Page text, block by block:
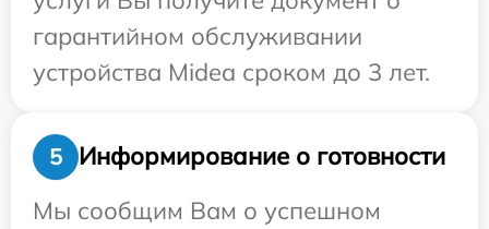
гарантийном обслуживании
устройства Midea сроком до 3 лет.
5
Информирование о готовности
Мы сообщим Вам о успешном